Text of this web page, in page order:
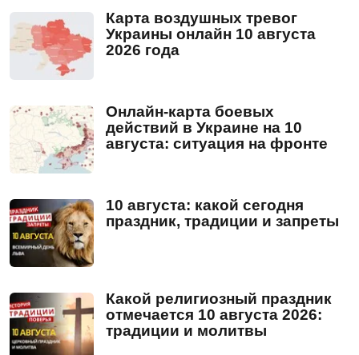
Карта воздушных тревог
Украины онлайн 10 августа
2026 года
Онлайн-карта боевых
действий в Украине на 10
августа: ситуация на фронте
10 августа: какой сегодня
праздник, традиции и запреты
Какой религиозный праздник
отмечается 10 августа 2026:
традиции и молитвы